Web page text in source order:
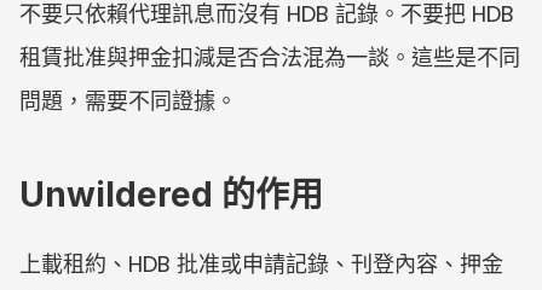
不要只依賴代理訊息而沒有 HDB 記錄。不要把 HDB
租賃批准與押金扣減是否合法混為一談。這些是不同
問題，需要不同證據。
Unwildered 的作用
上載租約、HDB 批准或申請記錄、刊登內容、押金